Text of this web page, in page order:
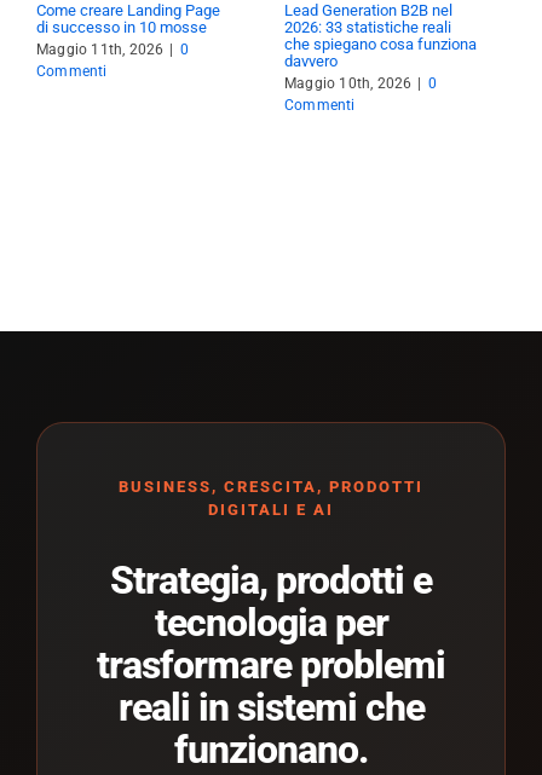
Come creare Landing Page
di successo in 10 mosse
Maggio 11th, 2026
0
Commenti
Lead Generation B2B nel
2026: 33 statistiche reali
che spiegano cosa funziona
davvero
Maggio 10th, 2026
0
Commenti
BUSINESS, CRESCITA, PRODOTTI
DIGITALI E AI
Strategia, prodotti e
tecnologia per
trasformare problemi
reali in sistemi che
funzionano.